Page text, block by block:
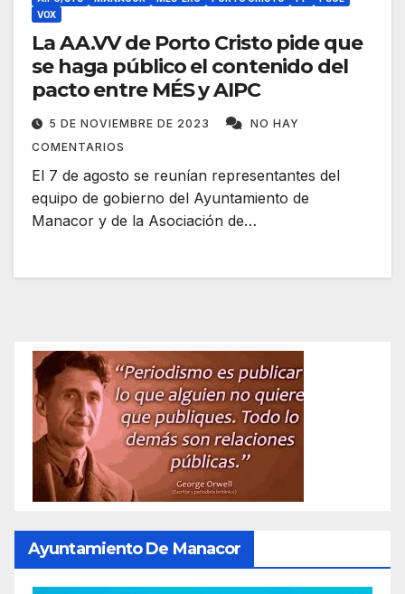
VOX
La AA.VV de Porto Cristo pide que
se haga público el contenido del
pacto entre MÉS y AIPC
5 DE NOVIEMBRE DE 2023
NO HAY
COMENTARIOS
El 7 de agosto se reunían representantes del
equipo de gobierno del Ayuntamiento de
Manacor y de la Asociación de…
Ayuntamiento De Manacor